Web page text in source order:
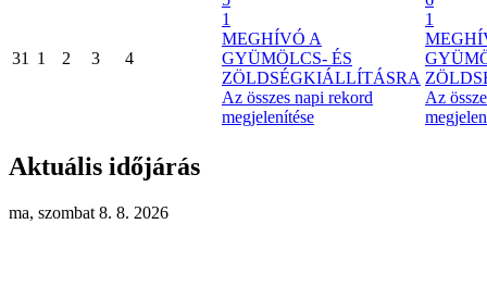
31 1 2 3 4
1
MEGHÍVÓ A
GYÜMÖLCS- ÉS
ZÖLDSÉGKIÁLLÍTÁSRA
Az összes napi rekord
megjelenítése
1
Az
Aktuális időjárás
ma, szombat 8. 8. 2026